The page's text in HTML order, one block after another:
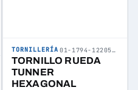
TORNILLERÍA 01-1794-122052-07
TORNILLO RUEDA
TUNNER
HEXAGONAL